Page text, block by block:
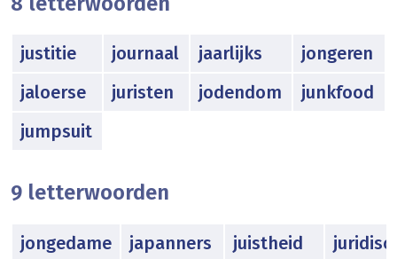
justitie journaal jaarlijks
jongeren
jaloerse
juristen jodendom
junkfood
jumpsuit
9 letterwoorden
jongedame japanners juistheid